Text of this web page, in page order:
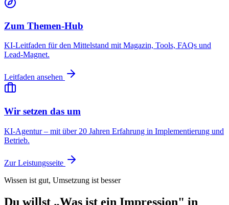
Zum Themen-Hub
KI-Leitfaden für den Mittelstand mit Magazin, Tools, FAQs und
Lead-Magnet.
Leitfaden ansehen
Wir setzen das um
KI-Agentur – mit über 20 Jahren Erfahrung in Implementierung und
Betrieb.
Zur Leistungsseite
Wissen ist gut, Umsetzung ist besser
Du willst „Was ist ein Impression" in